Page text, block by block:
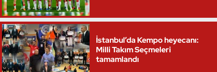
İstanbul’da Kempo heyecanı:
Milli Takım Seçmeleri
tamamlandı